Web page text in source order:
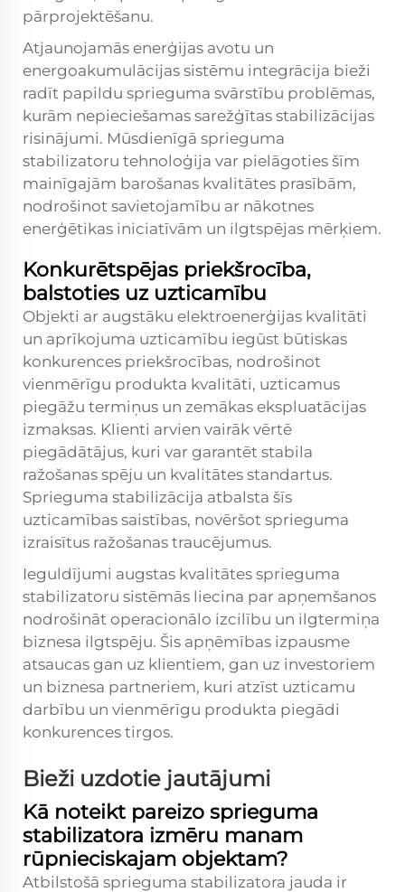
pārprojektēšanu.
Atjaunojamās enerģijas avotu un
energoakumulācijas sistēmu integrācija bieži
radīt papildu sprieguma svārstību problēmas,
kurām nepieciešamas sarežģītas stabilizācijas
risinājumi. Mūsdienīgā sprieguma
stabilizatoru tehnoloģija var pielāgoties šīm
mainīgajām barošanas kvalitātes prasībām,
nodrošinot savietojamību ar nākotnes
enerģētikas iniciatīvām un ilgtspējas mērķiem.
Konkurētspējas priekšrocība,
balstoties uz uzticamību
Objekti ar augstāku elektroenerģijas kvalitāti
un aprīkojuma uzticamību iegūst būtiskas
konkurences priekšrocības, nodrošinot
vienmērīgu produkta kvalitāti, uzticamus
piegāžu termiņus un zemākas ekspluatācijas
izmaksas. Klienti arvien vairāk vērtē
piegādātājus, kuri var garantēt stabila
ražošanas spēju un kvalitātes standartus.
Sprieguma stabilizācija atbalsta šīs
uzticamības saistības, novēršot sprieguma
izraisītus ražošanas traucējumus.
Ieguldījumi augstas kvalitātes sprieguma
stabilizatoru sistēmās liecina par apņemšanos
nodrošināt operacionālo izcilību un ilgtermiņa
biznesa ilgtspēju. Šis apņēmības izpausme
atsaucas gan uz klientiem, gan uz investoriem
un biznesa partneriem, kuri atzīst uzticamu
darbību un vienmērīgu produkta piegādi
konkurences tirgos.
Bieži uzdotie jautājumi
Kā noteikt pareizo sprieguma
stabilizatora izmēru manam
rūpnieciskajam objektam?
Atbilstošā sprieguma stabilizatora jauda ir